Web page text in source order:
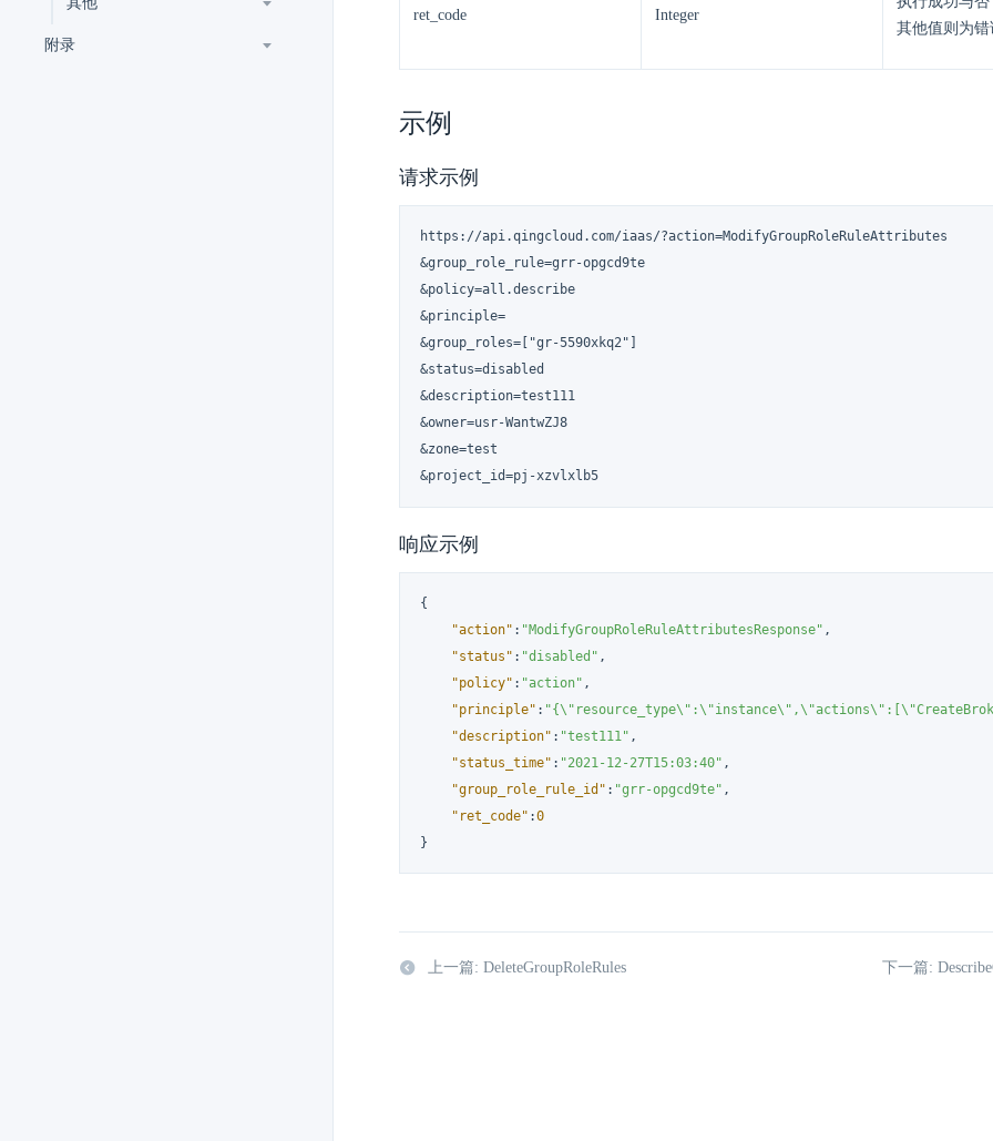
附录
ret_code Integer
其他值则为
示例
请求示例
https://api.qingcloud.com/iaas/?action=ModifyGroupRoleRuleAttributes
&group_role_rule=grr-opgcd9te
&policy=all.describe
&principle=
&group_roles=["gr-5590xkq2"]
&status=disabled
&description=test111
&owner=usr-WantwZJ8
&zone=test
&project_id=pj-xzvlxlb5
响应示例
{
"action" : "ModifyGroupRoleRuleAttributesResponse" ,
"status" : "disabled" ,
"policy" : "action" ,
"principle" :
"description" : "test111" ,
"status_time" : "2021-12-27T15:03:40" ,
"group_role_rule_id" : "grr-opgcd9te" ,
"ret_code" :0
}
上一篇: DeleteGroupRoleRules 下一篇: